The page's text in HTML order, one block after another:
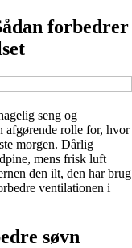
forbedrer
seng og
rolle for, hvor
morgen. Dårlig
mens frisk luft
den ilt, den har brug
ventilationen i
søvn